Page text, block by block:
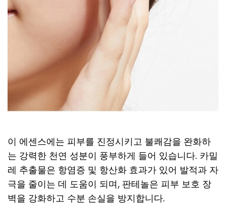
이 에센스에는 피부를 진정시키고 불쾌감을 완화하
는 강력한 천연 성분이 풍부하게 들어 있습니다. 카밀
레 추출물은 항염증 및 항산화 효과가 있어 발적과 자
극을 줄이는 데 도움이 되며, 판테놀은 피부 보호 장
벽을 강화하고 수분 손실을 방지합니다.